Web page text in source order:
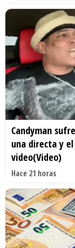
Candyman
una directa y
video(Video)
Hace 21 horas